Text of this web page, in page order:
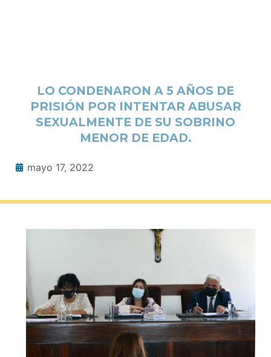
LO CONDENARON A 5 AÑOS DE
PRISIÓN POR INTENTAR ABUSAR
SEXUALMENTE DE SU SOBRINO
MENOR DE EDAD.
mayo 17, 2022